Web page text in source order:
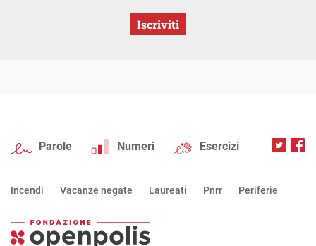
Iscriviti
Parole Numeri Esercizi
Incendi Vacanze negate Laureati Pnrr Periferie